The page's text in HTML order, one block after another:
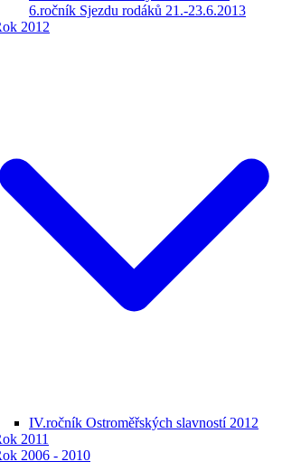
6.ročník Sjezdu rodáků 21.-23.6.2013
2012
IV.ročník Ostroměřských slavností 2012
2011
2006 - 2010